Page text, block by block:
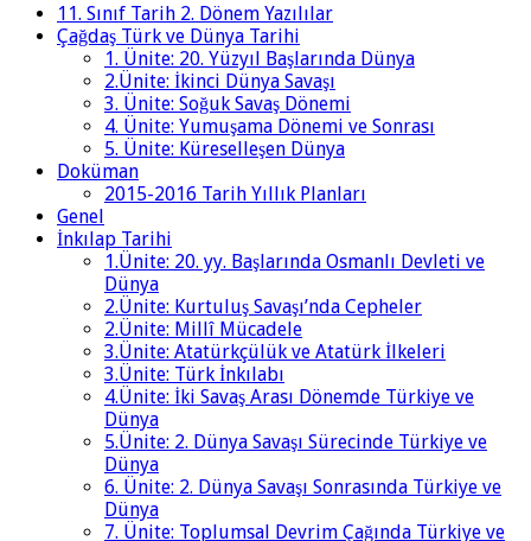
11. Sınıf Tarih 2. Dönem Yazılılar
Çağdaş Türk ve Dünya Tarihi
1. Ünite: 20. Yüzyıl Başlarında Dünya
2.Ünite: İkinci Dünya Savaşı
3. Ünite: Soğuk Savaş Dönemi
4. Ünite: Yumuşama Dönemi ve Sonrası
5. Ünite: Küreselleşen Dünya
Doküman
2015-2016 Tarih Yıllık Planları
Genel
İnkılap Tarihi
1.Ünite: 20. yy. Başlarında Osmanlı Devleti ve
Dünya
2.Ünite: Kurtuluş Savaşı’nda Cepheler
2.Ünite: Millî Mücadele
3.Ünite: Atatürkçülük ve Atatürk İlkeleri
3.Ünite: Türk İnkılabı
4.Ünite: İki Savaş Arası Dönemde Türkiye ve
Dünya
5.Ünite: 2. Dünya Savaşı Sürecinde Türkiye ve
Dünya
6. Ünite: 2. Dünya Savaşı Sonrasında Türkiye ve
Dünya
7. Ünite: Toplumsal Devrim Çağında Türkiye ve